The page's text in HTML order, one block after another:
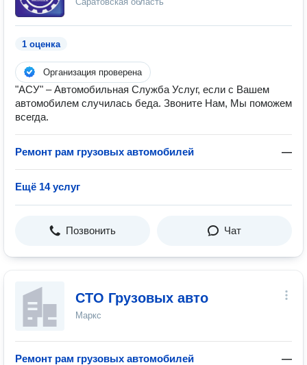
1 оценка
Организация проверена
"АСУ" – Автомобильная Служба Услуг, если с Вашем
автомобилем случилась беда. Звоните Нам, Мы поможем
всегда.
Ремонт рам грузовых автомобилей —
Ещё 14 услуг
Позвонить Чат
СТО Грузовых авто
Маркс
Ремонт рам грузовых автомобилей —